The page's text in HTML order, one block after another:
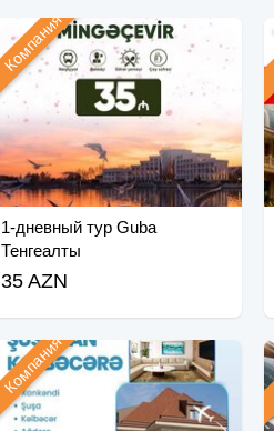
1-дневный тур Guba
Тенгеалты
Компания
35 AZN
Компания